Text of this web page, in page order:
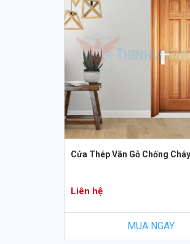
Cửa Thép Vân Gỗ Chống
Liên hệ
MUA NGAY